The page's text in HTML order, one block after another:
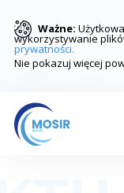
Ważne:
wykorzystywanie
prywatności.
Nie pokazuj więcej